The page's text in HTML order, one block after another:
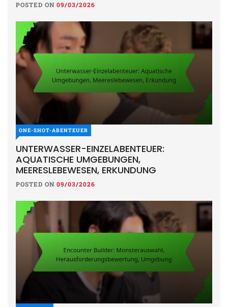
POSTED ON 09/03/2026
ONE-SHOT-ABENTEUER
UNTERWASSER-EINZELABENTEUER:
AQUATISCHE UMGEBUNGEN,
MEERESLEBEWESEN, ERKUNDUNG
POSTED ON 09/03/2026